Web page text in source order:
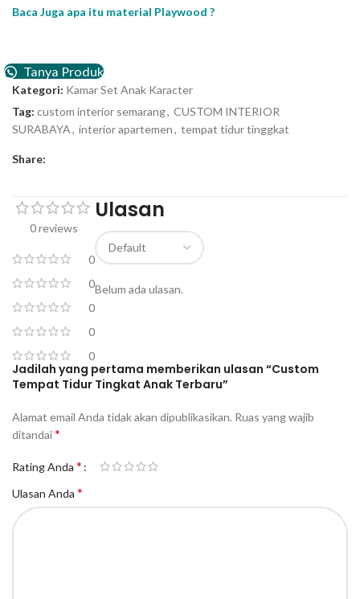
Baca Juga apa itu material Playwood ?
Tanya Produk
Kategori: Kamar Set Anak Karacter
Tag: custom interior semarang, CUSTOM INTERIOR
SURABAYA, interior apartemen, tempat tidur tinggkat
Share:
0 reviews
0
0
0
0
0
Ulasan
Belum ada ulasan.
Jadilah yang pertama memberikan ulasan “Custom
Tempat Tidur Tingkat Anak Terbaru”
Alamat email Anda tidak akan dipublikasikan. Ruas yang wajib
ditandai*
Rating Anda *
Ulasan Anda *